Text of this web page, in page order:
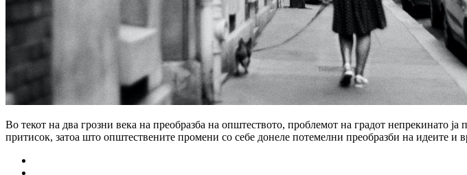
Во текот на два грозни века на преобразба на општеството, проблемот на градот непрекинато
притисок, затоа што општествените промени со себе донеле потемелни преобразби на идеите